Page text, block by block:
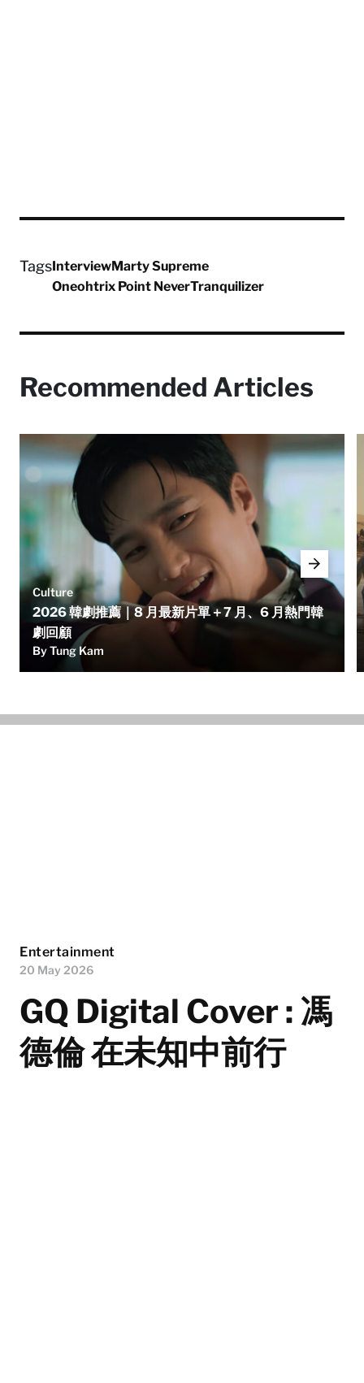
TagsInterviewMarty Supreme
Oneohtrix Point NeverTranquilizer
Recommended Articles
Culture
2026 韓劇推薦｜8 月最新片單＋7 月、6 月熱門韓
劇回顧
By Tung Kam
Entertainment
20 May 2026
GQ Digital Cover : 馮
德倫 在未知中前行